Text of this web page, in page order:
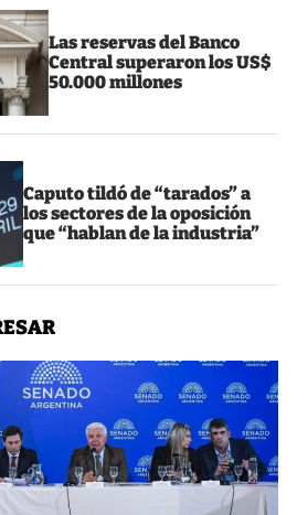
Las reservas del Banco
Central superaron los US$
50.000 millones
Caputo tildó de “tarados” a
los sectores de la oposición
que “hablan de la industria”